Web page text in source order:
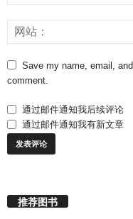
Save my name, email,
comment.
通过邮件通知我后续评论
通过邮件通知我有新文章
推荐图书